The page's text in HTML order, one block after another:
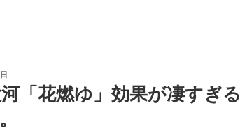
「花燃ゆ」効果が凄すぎる